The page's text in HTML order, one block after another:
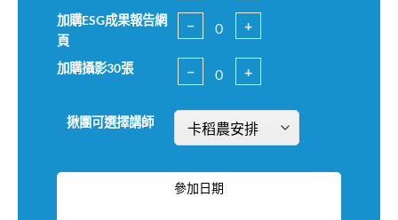
加購ESG成果報告網
頁
− +
加購攝影30張 − +
揪團可選擇講師
參加日期